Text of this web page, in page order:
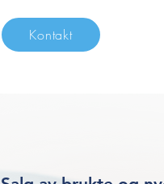
Kontakt